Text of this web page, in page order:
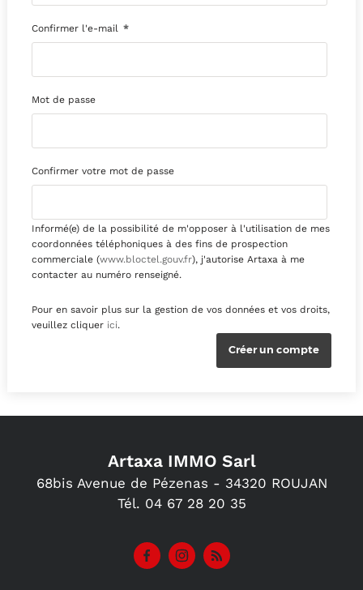
Confirmer l'e-mail *
Mot de passe
Confirmer votre mot de passe
Informé(e) de la possibilité de m'opposer à l'utilisation de mes
coordonnées téléphoniques à des fins de prospection
commerciale (www.bloctel.gouv.fr), j'autorise Artaxa à me
contacter au numéro renseigné.
Pour en savoir plus sur la gestion de vos données et vos droits,
veuillez cliquer ici.
Artaxa IMMO Sarl
68bis Avenue de Pézenas - 34320 ROUJAN
Tél. 04 67 28 20 35